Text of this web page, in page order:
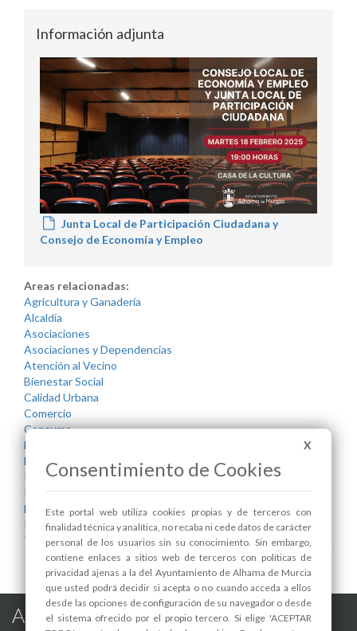
Información adjunta
Junta Local de Participación Ciudadana y
Consejo de Economía y Empleo
Areas relacionadas:
Agricultura y Ganadería
Alcaldía
Asociaciones
Asociaciones y Dependencias
Atención al Vecino
Bienestar Social
Calidad Urbana
Comercio
Consumo
Desarrollo Local y Empleo
Hostelería
Industria
Infraestructuras y Servicios Públicos
Medio Ambiente
Participación Ciudadana
Transparencia
Alhama de Murcia en las Redes
X
Consentimiento de Cookies
Este portal web utiliza cookies propias y de terceros con
finalidad técnica y analítica, no recaba ni cede datos de carácter
personal de los usuarios sin su conocimiento. Sin embargo,
contiene enlaces a sitios web de terceros con políticas de
privacidad ajenas a la del Ayuntamiento de Alhama de Murcia
que usted podrá decidir si acepta o no cuando acceda a ellos
desde las opciones de configuración de su navegador o desde
el sistema ofrecido por el propio tercero. Si elige 'ACEPTAR